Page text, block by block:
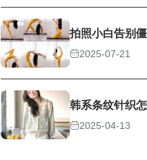
拍照小白告别
2025-07-21
韩系条纹针织
2025-04-13